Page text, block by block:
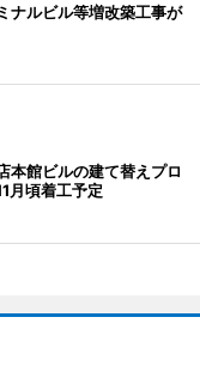
ナルビル等増改築工事が
本館ビルの建て替えプロ
月頃着工予定